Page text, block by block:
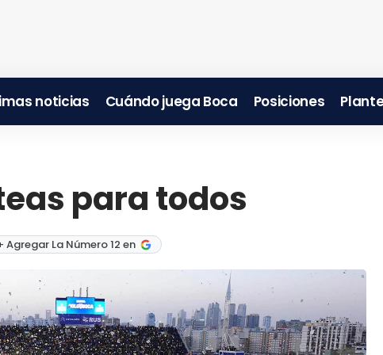
noticias Cuándo juega Boca Posiciones
para todos
Agregar La Número 12 en